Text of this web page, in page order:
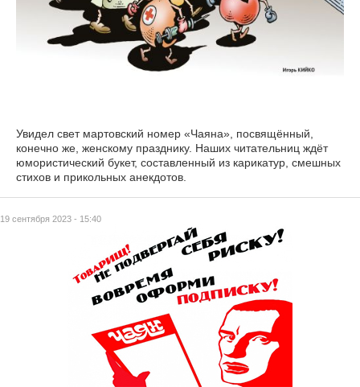
19 сентября 2023 - 15:40
Увидел свет мартовский номер «Чаяна», посвящённый,
конечно же, женскому празднику. Наших читательниц ждёт
юмористический букет, составленный из карикатур, смешных
стихов и прикольных анекдотов.